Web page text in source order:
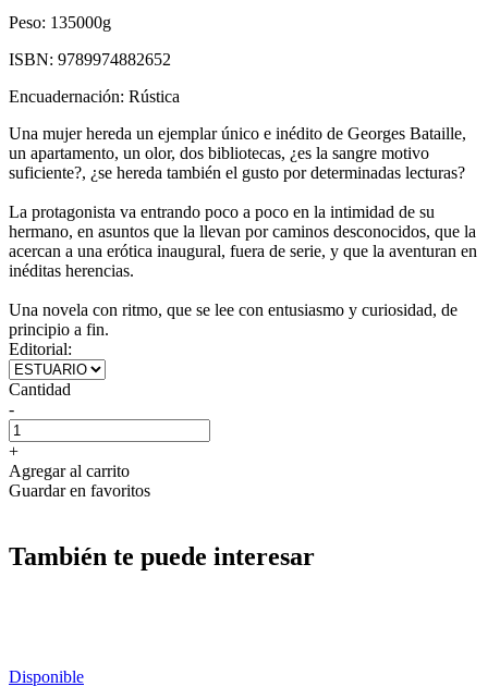
Peso: 135000g
ISBN: 9789974882652
Encuadernación: Rústica
Una mujer hereda un ejemplar único e inédito de Georges Bataille,
un apartamento, un olor, dos bibliotecas, ¿es la sangre motivo
suficiente?, ¿se hereda también el gusto por determinadas lecturas?
La protagonista va entrando poco a poco en la intimidad de su
hermano, en asuntos que la llevan por caminos desconocidos, que la
acercan a una erótica inaugural, fuera de serie, y que la aventuran en
inéditas herencias.
Una novela con ritmo, que se lee con entusiasmo y curiosidad, de
principio a fin.
Editorial:
Cantidad
-
+
Agregar al carrito
Guardar en favoritos
También te puede interesar
Disponible